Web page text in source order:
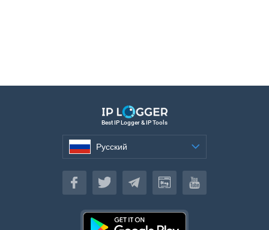
Best IP Logger & IP Tools
Русский
Русский